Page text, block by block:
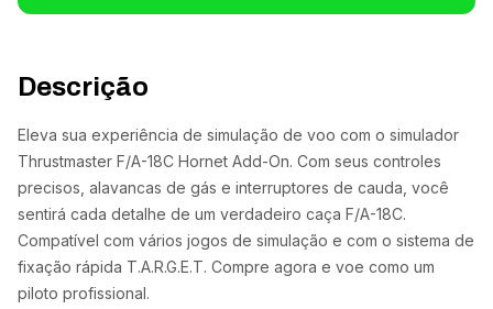
Descrição
Eleva sua experiência de simulação de voo com o simulador
Thrustmaster F/A-18C Hornet Add-On. Com seus controles
precisos, alavancas de gás e interruptores de cauda, você
sentirá cada detalhe de um verdadeiro caça F/A-18C.
Compatível com vários jogos de simulação e com o sistema de
fixação rápida T.A.R.G.E.T. Compre agora e voe como um
piloto profissional.